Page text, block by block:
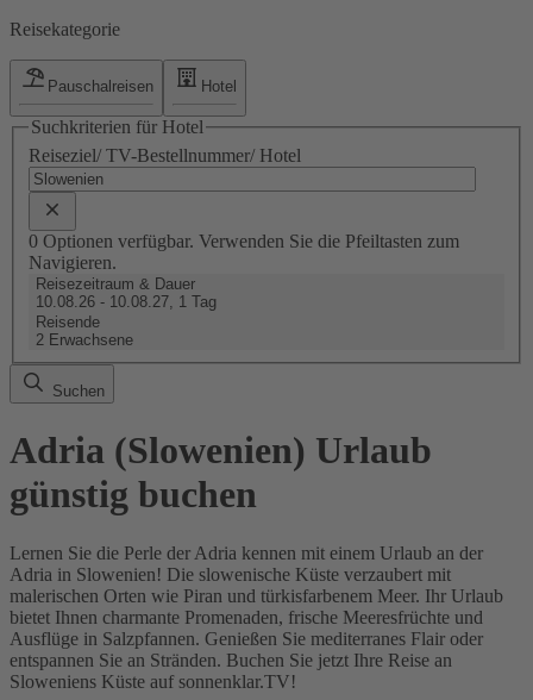
Reisekategorie
Pauschalreisen Hotel
Suchkriterien für Hotel
Reiseziel/ TV-Bestellnummer/ Hotel
0 Optionen verfügbar. Verwenden Sie die Pfeiltasten zum
Navigieren.
Reisezeitraum & Dauer
10.08.26 - 10.08.27, 1 Tag
Reisende
2 Erwachsene
Suchen
Adria (Slowenien) Urlaub
günstig buchen
Lernen Sie die Perle der Adria kennen mit einem Urlaub an der
Adria in Slowenien! Die slowenische Küste verzaubert mit
malerischen Orten wie Piran und türkisfarbenem Meer. Ihr Urlaub
bietet Ihnen charmante Promenaden, frische Meeresfrüchte und
Ausflüge in Salzpfannen. Genießen Sie mediterranes Flair oder
entspannen Sie an Stränden. Buchen Sie jetzt Ihre Reise an
Sloweniens Küste auf sonnenklar.TV!